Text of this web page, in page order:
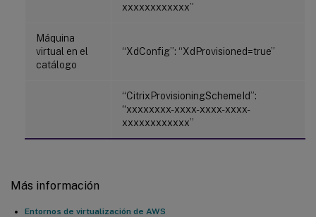
xxxxxxxxxxxx”
Máquina
virtual en el
catálogo
“XdConfig”: “XdProvisioned=true”
“CitrixProvisioningSchemeId”:
“xxxxxxxx-xxxx-xxxx-xxxx-
xxxxxxxxxxxx”
Más información
Entornos de virtualización de AWS